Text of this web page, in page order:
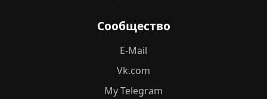
Сообщество
E-Mail
Vk.com
My Telegram